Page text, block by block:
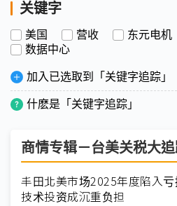
关键字
美国 营收 东元电机
数据中心
加入已选取到「关键字追踪」
什麽是「关键字追踪」
商情专辑－台美关税大
丰田北美市场2025年度陷入
技术投资成沉重负担